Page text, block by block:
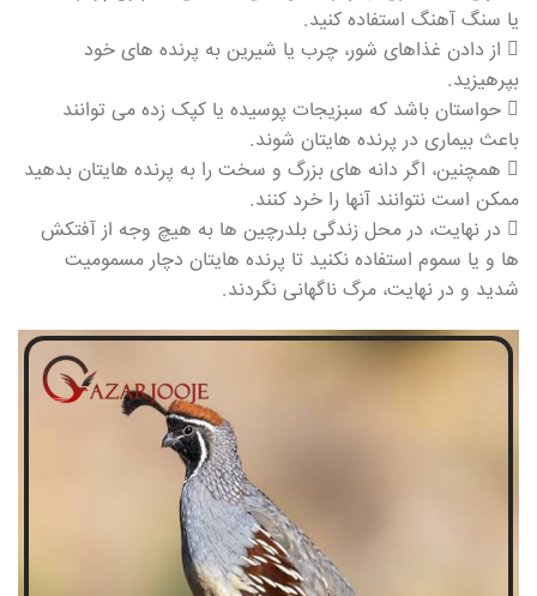
یا سنگ آهنگ استفاده کنید.
 از دادن غذاهای شور، چرب یا شیرین به پرنده های خود
بپرهیزید.
 حواستان باشد که سبزیجات پوسیده یا کپک زده می توانند
باعث بیماری در پرنده هایتان شوند.
 همچنین، اگر دانه های بزرگ و سخت را به پرنده هایتان بدهید
ممکن است نتوانند آنها را خرد کنند.
 در نهایت، در محل زندگی بلدرچین ها به هیچ وجه از آفتکش
ها و یا سموم استفاده نکنید تا پرنده هایتان دچار مسمومیت
شدید و در نهایت، مرگ ناگهانی نگردند.